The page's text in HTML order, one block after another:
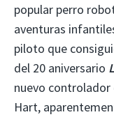
popular perro
aventuras
piloto que
del 20 aniversario
nuevo controlador
Hart,